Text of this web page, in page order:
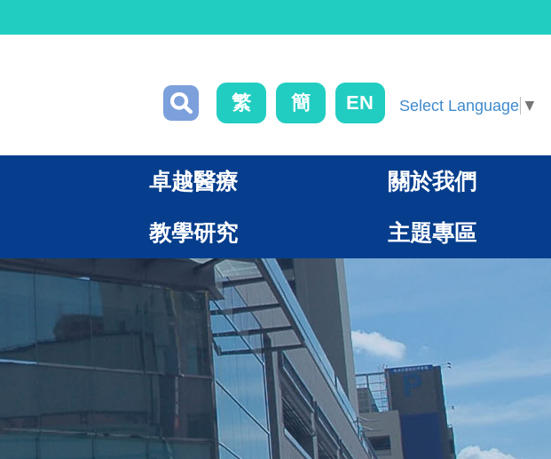
繁 簡 EN Select Language ▼
卓越醫療 關於我們
教學研究 主題專區